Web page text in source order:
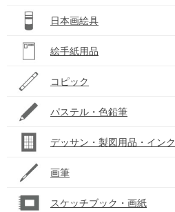
日本画絵具
絵手紙用品
コピック
パステル・色鉛筆
デッサン・製図用品・インク
画筆
スケッチブック・画紙